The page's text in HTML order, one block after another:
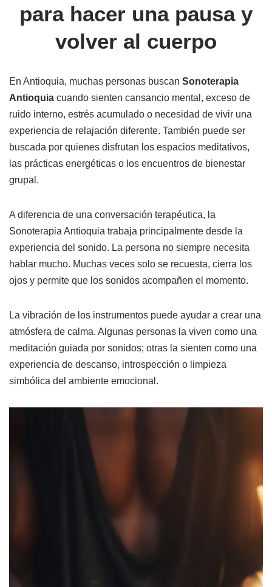
para hacer una pausa y
volver al cuerpo
En Antioquia, muchas personas buscan Sonoterapia
Antioquia cuando sienten cansancio mental, exceso de
ruido interno, estrés acumulado o necesidad de vivir una
experiencia de relajación diferente. También puede ser
buscada por quienes disfrutan los espacios meditativos,
las prácticas energéticas o los encuentros de bienestar
grupal.
A diferencia de una conversación terapéutica, la
Sonoterapia Antioquia trabaja principalmente desde la
experiencia del sonido. La persona no siempre necesita
hablar mucho. Muchas veces solo se recuesta, cierra los
ojos y permite que los sonidos acompañen el momento.
La vibración de los instrumentos puede ayudar a crear una
atmósfera de calma. Algunas personas la viven como una
meditación guiada por sonidos; otras la sienten como una
experiencia de descanso, introspección o limpieza
simbólica del ambiente emocional.